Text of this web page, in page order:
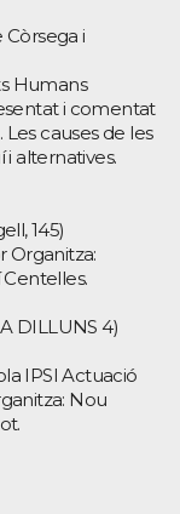
i
Humans
i comentat
causes de les
i alternatives.
145)
Organitza:
DILLUNS 4)
IPSI Actuació
Nou